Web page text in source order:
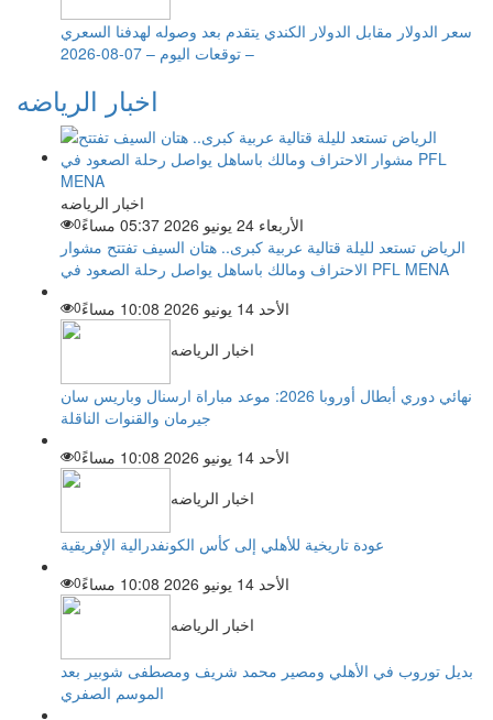
سعر الدولار مقابل الدولار الكندي يتقدم بعد وصوله لهدفنا السعري
– توقعات اليوم – 07-08-2026
اخبار الرياضه
اخبار الرياضه
الأربعاء 24 يونيو 2026 05:37 مساءً
0
الرياض تستعد لليلة قتالية عربية كبرى.. هتان السيف تفتتح مشوار
الاحتراف ومالك باساهل يواصل رحلة الصعود في PFL MENA
الأحد 14 يونيو 2026 10:08 مساءً
0
اخبار الرياضه
نهائي دوري أبطال أوروبا 2026: موعد مباراة ارسنال وباريس سان
جيرمان والقنوات الناقلة
الأحد 14 يونيو 2026 10:08 مساءً
0
اخبار الرياضه
عودة تاريخية للأهلي إلى كأس الكونفدرالية الإفريقية
الأحد 14 يونيو 2026 10:08 مساءً
0
اخبار الرياضه
بديل توروب في الأهلي ومصير محمد شريف ومصطفى شوبير بعد
الموسم الصفري